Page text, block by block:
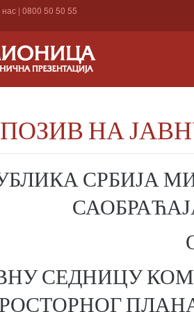
нас | 0800 50 50 55
ПОЗИВ НА
СРБИЈА
СЕДНИЦУ